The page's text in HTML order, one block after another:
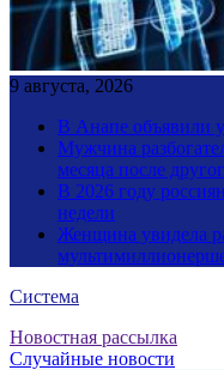
9 августа, 2026
В Анапе объявили
Мужчина
месяца после
В 2026 году
недели
Женщина увидела
Система
Новостная рассылка
Случайные новости